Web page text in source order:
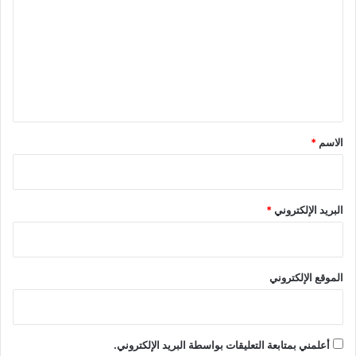
*
الاسم *
البريد الإلكتروني*
الموقع الإلكتروني
أعلمني بمتابعة التعليقات بواسطة البريد الإلكتروني.